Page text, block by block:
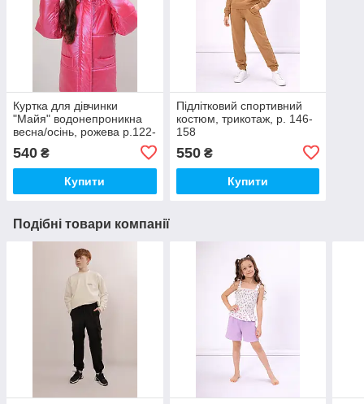
Куртка для дівчинки
"Майя" водонепроникна
весна/осінь, рожева р.122-
540 ₴
Купити
Підлітковий спортивний
костюм, трикотаж, р. 146-
158
550₴
Купити
Подібні товари компанії